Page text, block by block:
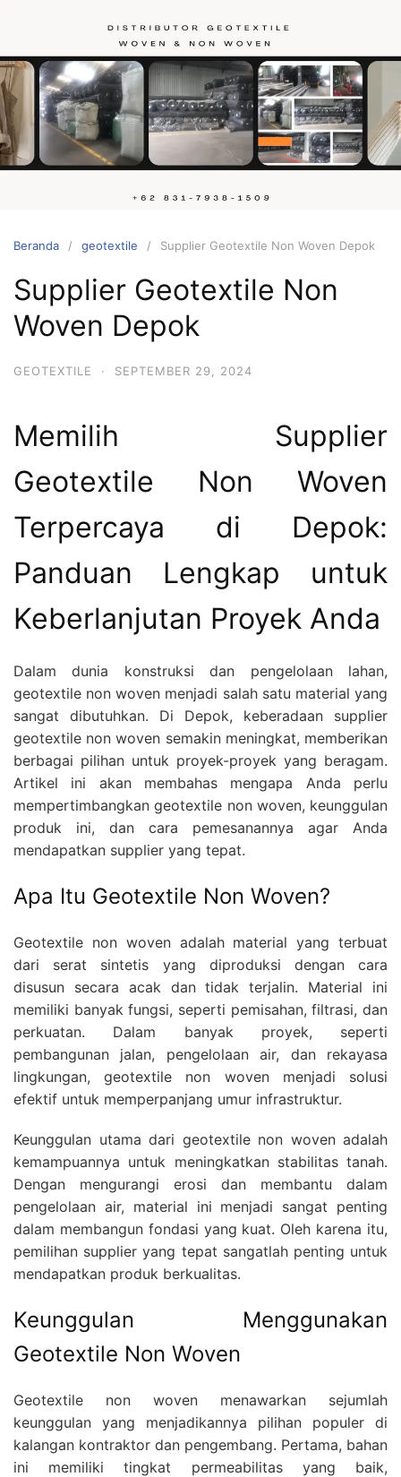
konten
Hubungi
kami
Beranda geotextile Supplier Geotextile Non Woven Depok
Supplier Geotextile Non
Woven Depok
GEOTEXTILE · SEPTEMBER 29, 2024
Memilih Supplier
Geotextile Non Woven
Terpercaya di Depok:
Panduan Lengkap untuk
Keberlanjutan Proyek Anda
Dalam dunia konstruksi dan pengelolaan lahan,
geotextile non woven menjadi salah satu material yang
sangat dibutuhkan. Di Depok, keberadaan supplier
geotextile non woven semakin meningkat, memberikan
berbagai pilihan untuk proyek-proyek yang beragam.
Artikel ini akan membahas mengapa Anda perlu
mempertimbangkan geotextile non woven, keunggulan
produk ini, dan cara pemesanannya agar Anda
mendapatkan supplier yang tepat.
Apa Itu Geotextile Non Woven?
Geotextile non woven adalah material yang terbuat
dari serat sintetis yang diproduksi dengan cara
disusun secara acak dan tidak terjalin. Material ini
memiliki banyak fungsi, seperti pemisahan, filtrasi, dan
perkuatan. Dalam banyak proyek, seperti
pembangunan jalan, pengelolaan air, dan rekayasa
lingkungan, geotextile non woven menjadi solusi
efektif untuk memperpanjang umur infrastruktur.
Keunggulan utama dari geotextile non woven adalah
kemampuannya untuk meningkatkan stabilitas tanah.
Dengan mengurangi erosi dan membantu dalam
pengelolaan air, material ini menjadi sangat penting
dalam membangun fondasi yang kuat. Oleh karena itu,
pemilihan supplier yang tepat sangatlah penting untuk
mendapatkan produk berkualitas.
Keunggulan Menggunakan
Geotextile Non Woven
Geotextile non woven menawarkan sejumlah
keunggulan yang menjadikannya pilihan populer di
kalangan kontraktor dan pengembang. Pertama, bahan
ini memiliki tingkat permeabilitas yang baik,